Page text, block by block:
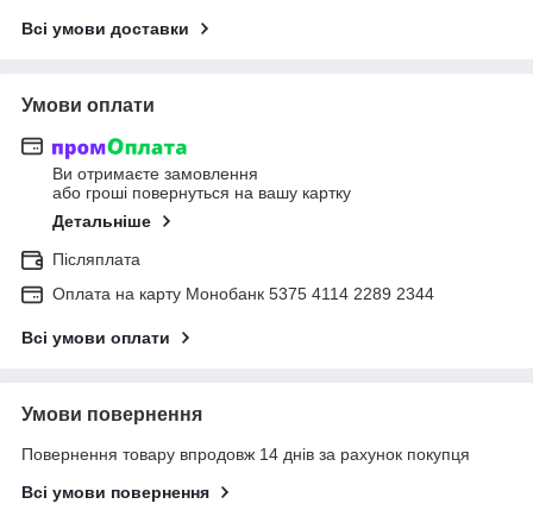
Всі умови доставки
Умови оплати
Ви отримаєте замовлення
або гроші повернуться на вашу картку
Детальніше
Післяплата
Оплата на карту Монобанк 5375 4114 2289 2344
Всі умови оплати
Умови повернення
Повернення товару впродовж 14 днів за рахунок покупця
Всі умови повернення